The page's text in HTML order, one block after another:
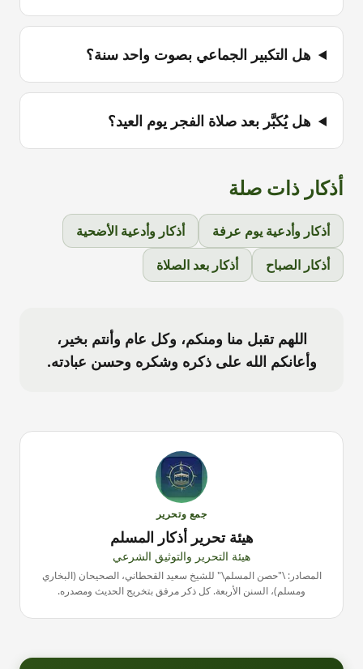
هل التكبير الجماعي بصوت واحد سنة؟
هل يُكبَّر بعد صلاة الفجر يوم العيد؟
أذكار ذات صلة
أذكار وأدعية يوم عرفة
أذكار وأدعية الأضحية
أذكار الصباح
أذكار بعد الصلاة
اللهم تقبل منا ومنكم، وكل عام وأنتم بخير،
وأعانكم الله على ذكره وشكره وحسن عبادته.
جمع وتحرير
هيئة تحرير أذكار المسلم
هيئة التحرير والتوثيق الشرعي
المصادر: \"حصن المسلم\" للشيخ سعيد القحطاني، الصحيحان (البخاري
ومسلم)، السنن الأربعة. كل ذكر مرفق بتخريج الحديث ومصدره.